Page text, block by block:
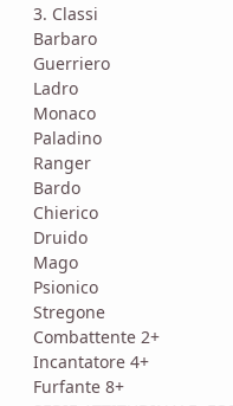
3. Classi
Barbaro
Guerriero
Ladro
Monaco
Paladino
Ranger
Bardo
Chierico
Druido
Mago
Psionico
Stregone
Combattente 2+
Incantatore 4+
Furfante 8+